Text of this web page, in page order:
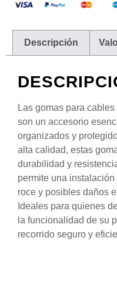
Descripción
Las gomas para
son un accesorio
organizados y
alta calidad, estas
durabilidad y
permite una
roce y posibles daños
Ideales para quienes
la funcionalidad de su
recorrido seguro y